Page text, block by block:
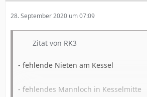
28. September 2020 um 07:09
Zitat von RK3
- fehlende Nieten am Kessel
- fehlendes Mannloch in Kesselmitte